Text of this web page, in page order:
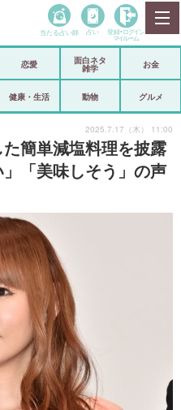
政治
スポーツ
アリ／ナシ
ショップ
/マイルーム
当たる占い師 占い 登録• ログイン
マイルーム
恋愛
面白ネタ
雑学
お金
健康・生活 動物 グルメ
簡単減塩料理を披露
」「美味しそう」の声
2025.7.17（木） 11:00